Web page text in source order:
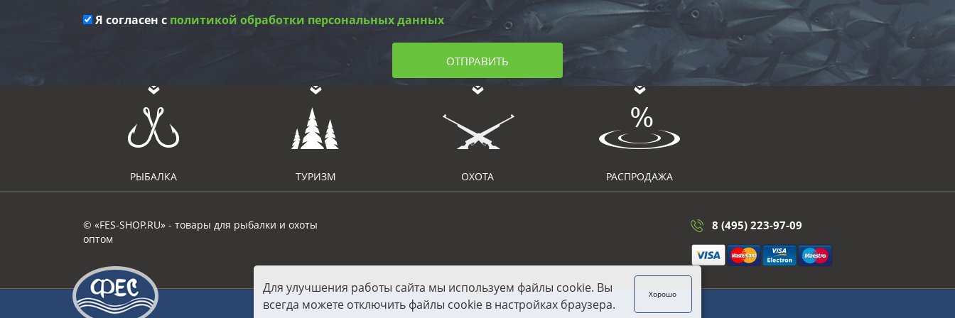
Я согласен с политикой обработки персональных данных
ОТПРАВИТЬ
РЫБАЛКА ТУРИЗМ ОХОТА РАСПРОДАЖА
© «FES-SHOP.RU» - товары для рыбалки и охоты
оптом
8 (495) 223-97-09
Для улучшения работы сайта мы используем файлы cookie. Вы
всегда можете отключить файлы cookie в настройках браузера.
Хорошо